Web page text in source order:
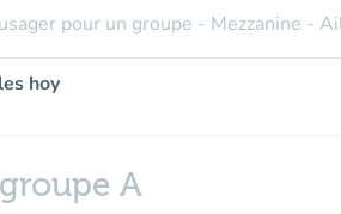
pour un groupe - Mezzanine -
hoy
A